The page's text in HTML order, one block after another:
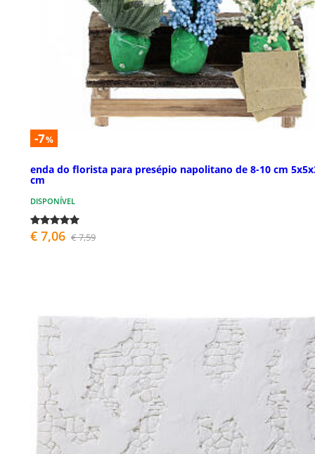
-7%
enda do florista para presépio napolitano de 8-10 cm
cm
DISPONÍVEL
€ 7,06 € 7,59